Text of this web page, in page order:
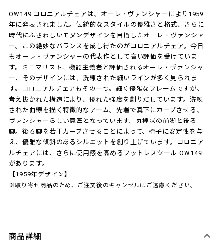
OW149 コロニアルチェアは、オーレ・ヴァンシャーにより1959
年に発表されました。伝統的なスタイルの優雅さと格式、さらに
時代にふさわしいモダンデザインを目指したオーレ・ヴァンシャ
ー。この絶妙なバランスを成し得たのがコロニアルチェア。今日
もオーレ・ヴァンシャーの代表作として高い評価を受けていま
す。ミニマリスト、機能主義者と評価されるオーレ・ヴァンシャ
ー、そのデザインには、洗練された細いラインが多く見られま
す。コロニアルチェアもその一つ。細く優雅なフレームですが、
考え抜かれた構造により、優れた強度を創りだしています。洗練
された曲線を描く特徴的なアーム。先端で真下にカーブさせる、
ヴァンシャーらしい意匠となっています。丸棒状の前脚と後ろ
脚。後ろ脚を若干カーブさせることによって、椅子に安定性を与
え、優雅な傾斜のあるシルエットを創り上げています。コロニア
ルチェアには、さらに使用感を高めるフットレスツール OW149F
があります。
【1959年デザイン】
※取り寄せ商品のため、ご注文後のキャンセルはご遠慮ください。
商品詳細